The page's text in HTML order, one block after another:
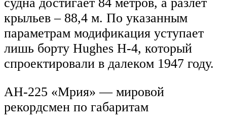
судна достигает 84 метров, а разлет
крыльев – 88,4 м. По указанным
параметрам модификация уступает
лишь борту Hughes H-4, который
спроектировали в далеком 1947 году.
АН-225 «Мрия» — мировой
рекордсмен по габаритам